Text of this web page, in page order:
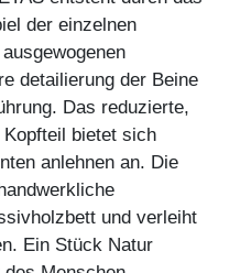
der einzelnen
detailierung der Beine
Das reduzierte,
bietet sich
anlehnen an. Die
und verleiht
Ein Stück Natur